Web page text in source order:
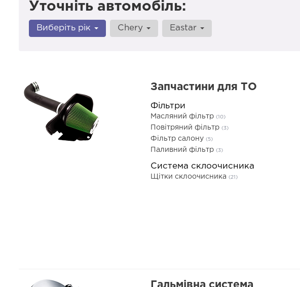
Уточніть автомобіль:
Виберіть рік Chery Eastar
Запчастини для ТО
Фільтри
Масляний фільтр (10)
Повітряний фільтр (3)
Фільтр салону (5)
Паливний фільтр (3)
Система склоочисника
Щітки склоочисника (21)
Гальмівна система